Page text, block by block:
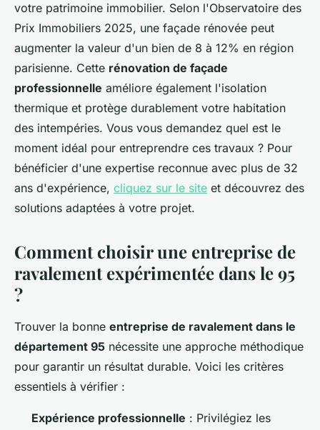
votre patrimoine immobilier. Selon l'Observatoire des
Prix Immobiliers 2025, une façade rénovée peut
augmenter la valeur d'un bien de 8 à 12% en région
parisienne. Cette rénovation de façade
professionnelle améliore également l'isolation
thermique et protège durablement votre habitation
des intempéries. Vous vous demandez quel est le
moment idéal pour entreprendre ces travaux ? Pour
bénéficier d'une expertise reconnue avec plus de 32
ans d'expérience, cliquez sur le site et découvrez des
solutions adaptées à votre projet.
Comment choisir une entreprise de
ravalement expérimentée dans le 95
?
Trouver la bonne entreprise de ravalement dans le
département 95 nécessite une approche méthodique
pour garantir un résultat durable. Voici les critères
essentiels à vérifier :
Expérience professionnelle : Privilégiez les